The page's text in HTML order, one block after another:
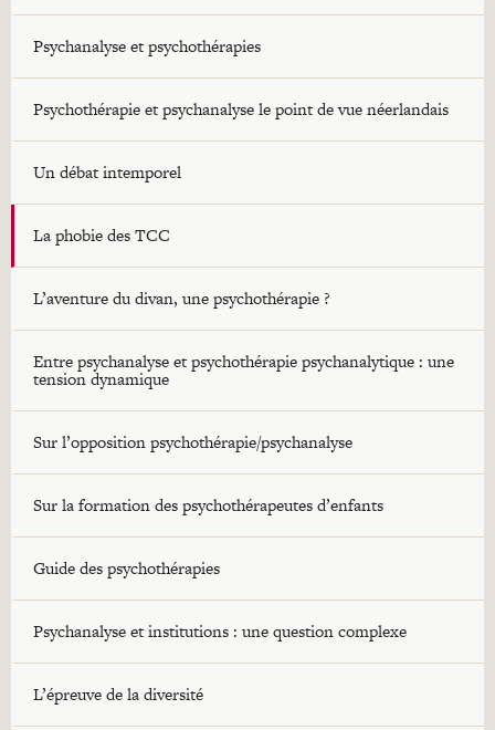
Psychanalyse et psychothérapies
Psychothérapie et psychanalyse le point de vue néerlandais
Un débat intemporel
La phobie des TCC
L’aventure du divan, une psychothérapie ?
Entre psychanalyse et psychothérapie psychanalytique : une
tension dynamique
Sur l’opposition psychothérapie/psychanalyse
Sur la formation des psychothérapeutes d’enfants
Guide des psychothérapies
Psychanalyse et institutions : une question complexe
L’épreuve de la diversité